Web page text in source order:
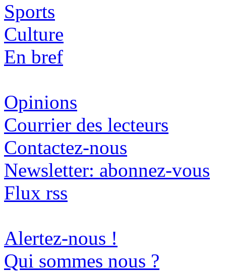
Sports
Culture
En bref
Opinions
Courrier des lecteurs
Contactez-nous
Newsletter: abonnez-vous
Flux rss
Alertez-nous !
Qui sommes nous ?